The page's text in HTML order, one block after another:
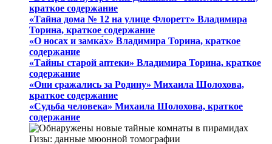
краткое содержание
«Тайна дома № 12 на улице Флоретт» Владимира
Торина, краткое содержание
«О носах и замка́х» Владимира Торина, краткое
содержание
«Тайны старой аптеки» Владимира Торина, краткое
содержание
«Они сражались за Родину» Михаила Шолохова,
краткое содержание
«Судьба человека» Михаила Шолохова, краткое
содержание